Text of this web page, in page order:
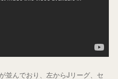
並んでおり、左からJリーグ、セ